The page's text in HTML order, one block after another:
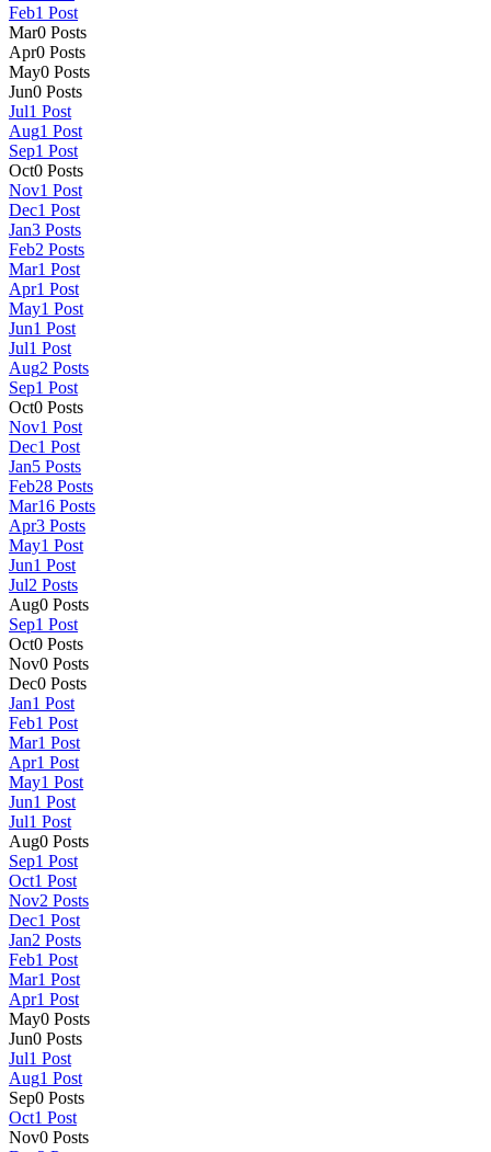
Feb1 Post
Mar0 Posts
Apr0 Posts
May0 Posts
Jun0 Posts
Jul1 Post
Aug1 Post
Sep1 Post
Oct0 Posts
Nov1 Post
Dec1 Post
Jan3 Posts
Feb2 Posts
Mar1 Post
Apr1 Post
May1 Post
Jun1 Post
Jul1 Post
Aug2 Posts
Sep1 Post
Oct0 Posts
Nov1 Post
Dec1 Post
Jan5 Posts
Feb28 Posts
Mar16 Posts
Apr3 Posts
May1 Post
Jun1 Post
Jul2 Posts
Aug0 Posts
Sep1 Post
Oct0 Posts
Nov0 Posts
Dec0 Posts
Jan1 Post
Feb1 Post
Mar1 Post
Apr1 Post
May1 Post
Jun1 Post
Jul1 Post
Aug0 Posts
Sep1 Post
Oct1 Post
Nov2 Posts
Dec1 Post
Jan2 Posts
Feb1 Post
Mar1 Post
Apr1 Post
May0 Posts
Jun0 Posts
Jul1 Post
Aug1 Post
Sep0 Posts
Oct1 Post
Nov0 Posts